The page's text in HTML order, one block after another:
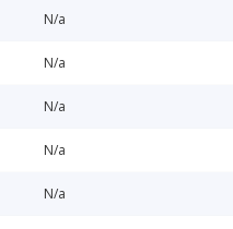
N/a
N/a
N/a
N/a
N/a